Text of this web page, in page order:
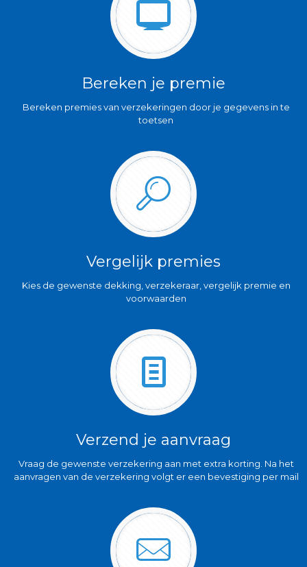
Bereken je premie
Bereken premies van verzekeringen door je gegevens in te
toetsen
Vergelijk premies
Kies de gewenste dekking, verzekeraar, vergelijk premie en
voorwaarden
Verzend je aanvraag
Vraag de gewenste verzekering aan met extra korting. Na het
aanvragen van de verzekering volgt er een bevestiging per mail